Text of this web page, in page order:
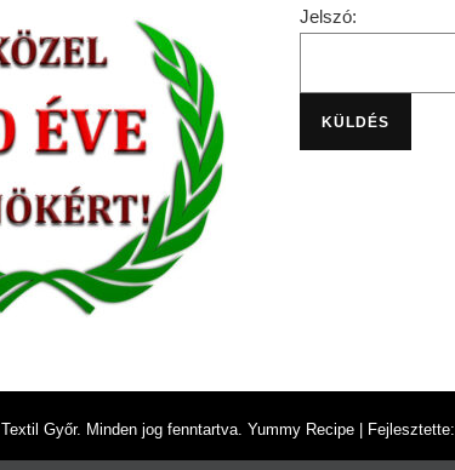
Jelszó:
Textil Győr. Minden jog fenntartva. Yummy Recipe | Fejlesztette: